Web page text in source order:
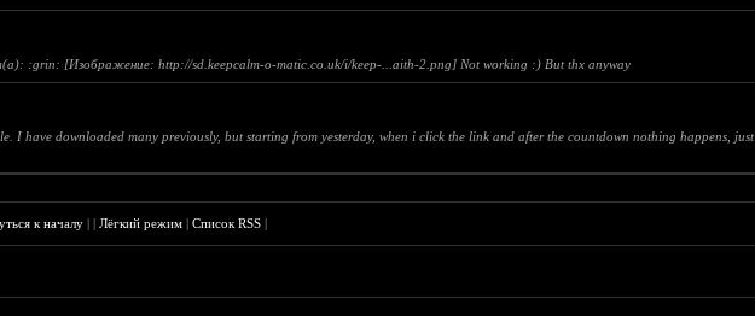
:grin: [Изображение: http://sd.keepcalm-o-matic.co.uk/i/keep-...aith-2.png] Not working :) But thx anyway
I have downloaded many previously, but starting from yesterday, when i click the link and after the countdown nothing happens, just
к началу ||Лёгкий режим |Список RSS |